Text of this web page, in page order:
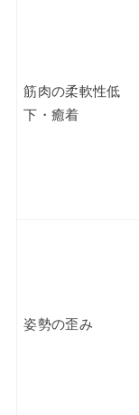
筋肉の柔軟性低
下・癒着
姿勢の歪み